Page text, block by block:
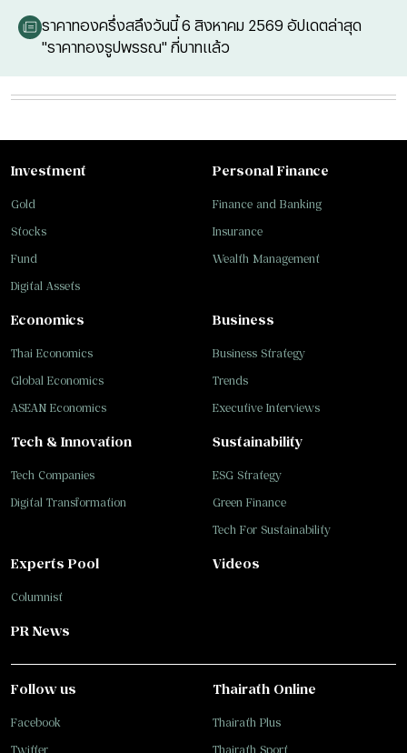
ราคาทองครึ่งสลึงวันนี้ 6 สิงหาคม 2569 อัปเดตล่าสุด
"ราคาทองรูปพรรณ" กี่บาทแล้ว
Investment
Gold
Stocks
Fund
Digital Assets
Personal Finance
Finance and Banking
Insurance
Wealth Management
Business
Business Strategy
Trends
Executive Interviews
Tech & Innovation
Tech Companies
Digital Transformation
Sustainability
ESG Strategy
Green Finance
Tech For Sustainability
Economics
Thai Economics
Global Economics
ASEAN Economics
Experts Pool
Columnist
Videos
PR News
Follow us
Facebook
Twitter
Thairath Online
Thairath Plus
Thairath Sport